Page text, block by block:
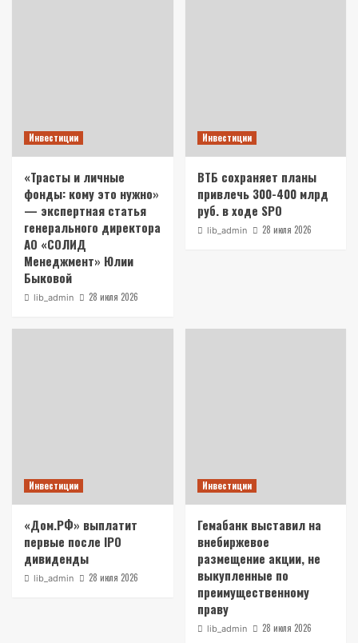
Инвестиции
«Трасты и личные
фонды: кому это нужно»
— экспертная статья
генерального директора
АО «СОЛИД
Менеджмент» Юлии
Быковой
lib_admin 28 июля 2026
Инвестиции
ВТБ сохраняет планы
привлечь 300-400 млрд
руб. в ходе SPO
lib_admin 28 июля 2026
Инвестиции
«Дом.РФ» выплатит
первые после IPO
дивиденды
lib_admin 28 июля 2026
Инвестиции
Гемабанк выставил на
внебиржевое
размещение акции, не
выкупленные по
преимущественному
праву
lib_admin 28 июля 2026